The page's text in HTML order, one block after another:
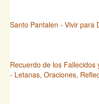
Santo Pantalen - Vivir para
Recuerdo de los Fallecidos
- Letanas, Oraciones,